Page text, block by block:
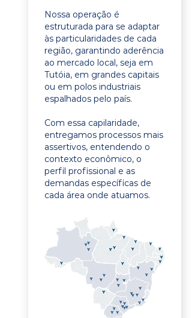
Nossa operação é
estruturada para se adaptar
às particularidades de cada
região, garantindo aderência
ao mercado local, seja em
Tutóia, em grandes capitais
ou em polos industriais
espalhados pelo país.
Com essa capilaridade,
entregamos processos mais
assertivos, entendendo o
contexto econômico, o
perfil profissional e as
demandas específicas de
cada área onde atuamos.